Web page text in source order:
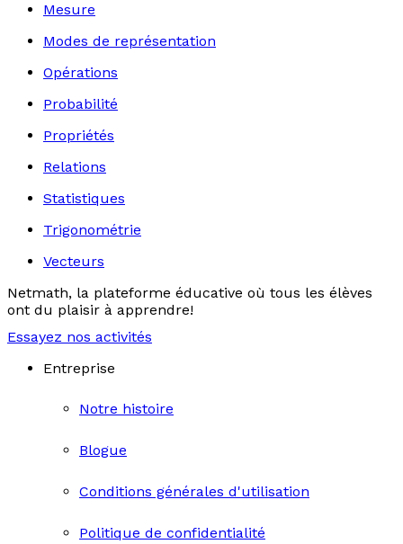
Mesure
Modes de représentation
Opérations
Probabilité
Propriétés
Relations
Statistiques
Trigonométrie
Vecteurs
Netmath, la plateforme éducative où tous les élèves
ont du plaisir à apprendre!
Essayez nos activités
Entreprise
Notre histoire
Blogue
Conditions générales d'utilisation
Politique de confidentialité